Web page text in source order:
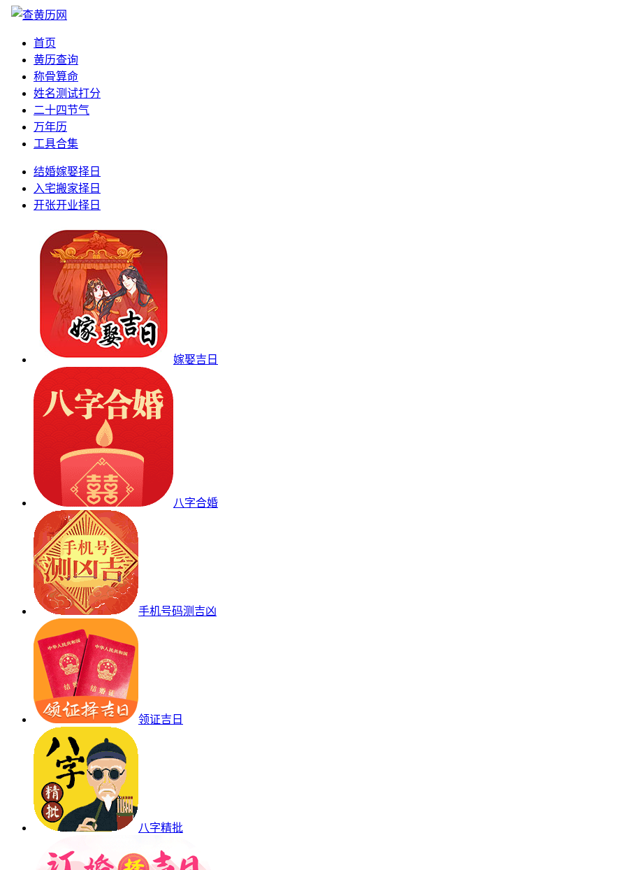
首页
黄历查询
称骨算命
姓名测试打分
二十四节气
万年历
工具合集
结婚嫁娶择日
入宅搬家择日
开张开业择日
嫁娶吉日
八字合婚
手机号码测吉凶
领证吉日
八字精批